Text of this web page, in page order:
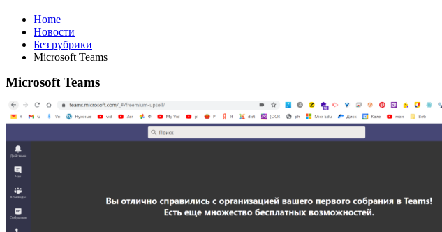
Home
Новости
Без рубрики
Microsoft Teams
Microsoft Teams